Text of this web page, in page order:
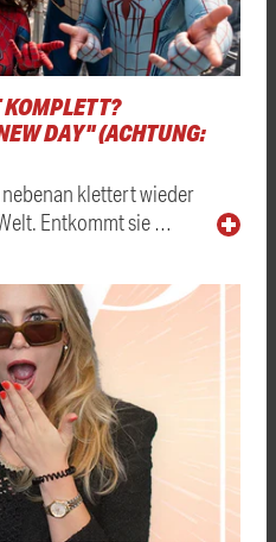
DAY" (ACHTUNG:
klettert wieder
Entkommt sie …